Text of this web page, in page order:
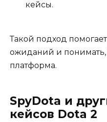
кейсы.
Такой подход
ожиданий и понимать,
платформа.
SpyDota и
кейсов Dota 2